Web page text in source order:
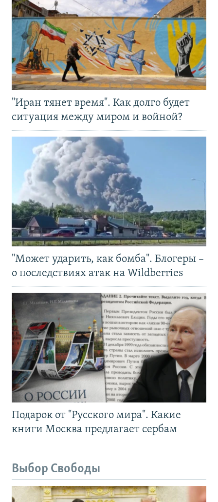
"Иран тянет время". Как долго будет
ситуация между миром и войной?
"Может ударить, как бомба". Блогеры –
о последствиях атак на Wildberries
Подарок от "Русского мира". Какие
книги Москва предлагает сербам
Выбор Свободы